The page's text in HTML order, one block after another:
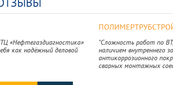
«Нефтегаздиагностика»
как надёжный деловой
"Сложность работ по
наличием внутреннего
антикоррозионного
сварных монтажных